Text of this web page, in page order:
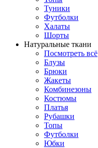
Туники
Футболки
Халаты
Шорты
Натуральные ткани
Посмотреть всё
Блузы
Брюки
Жакеты
Комбинезоны
Костюмы
Платья
Рубашки
Топы
Футболки
Юбки